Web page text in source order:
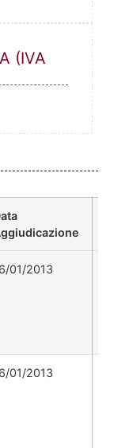
(IVA
01/2013
01/2013